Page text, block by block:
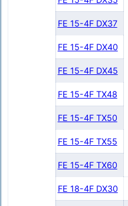
FE 15-4F DX37
FE 15-4F DX40
FE 15-4F DX45
FE 15-4F TX48
FE 15-4F TX50
FE 15-4F TX55
FE 15-4F TX60
FE 18-4F DX30